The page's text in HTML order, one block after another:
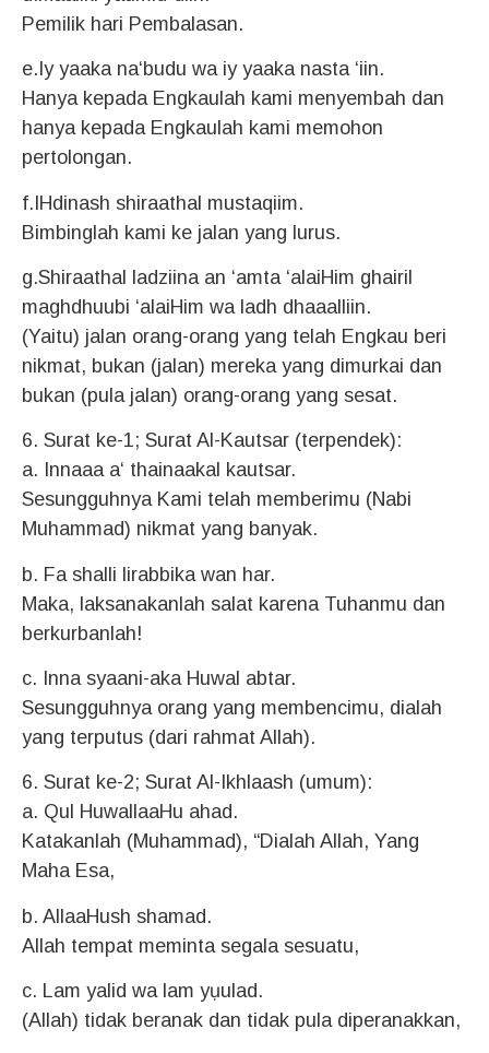
Pemilik hari Pembalasan.
e.Iy yaaka na‘budu wa iy yaaka nasta ‘iin.
Hanya kepada Engkaulah kami menyembah dan
hanya kepada Engkaulah kami memohon
pertolongan.
f.IHdinash shiraathal mustaqiim.
Bimbinglah kami ke jalan yang lurus.
g.Shiraathal ladziina an ‘amta ‘alaiHim ghairil
maghdhuubi ‘alaiHim wa ladh dhaaalliin.
(Yaitu) jalan orang-orang yang telah Engkau beri
nikmat, bukan (jalan) mereka yang dimurkai dan
bukan (pula jalan) orang-orang yang sesat.
6. Surat ke-1; Surat Al-Kautsar (terpendek):
a. Innaaa a‘ thainaakal kautsar.
Sesungguhnya Kami telah memberimu (Nabi
Muhammad) nikmat yang banyak.
b. Fa shalli lirabbika wan har.
Maka, laksanakanlah salat karena Tuhanmu dan
berkurbanlah!
c. Inna syaani-aka Huwal abtar.
Sesungguhnya orang yang membencimu, dialah
yang terputus (dari rahmat Allah).
6. Surat ke-2; Surat Al-Ikhlaash (umum):
a. Qul HuwallaaHu ahad.
Katakanlah (Muhammad), “Dialah Allah, Yang
Maha Esa,
b. AllaaHush shamad.
Allah tempat meminta segala sesuatu,
c. Lam yalid wa lam yụulad.
(Allah) tidak beranak dan tidak pula diperanakkan,